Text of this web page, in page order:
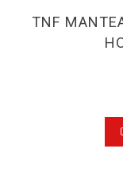
TNF